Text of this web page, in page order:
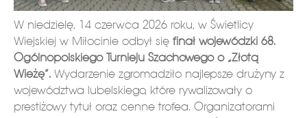
W niedzielę, 14 czerwca 2026 roku, w Świetlicy
Wiejskiej w Miłocinie odbył się finał wojewódzki 68.
Ogólnopolskiego Turnieju Szachowego o „Złotą
Wieżę”. Wydarzenie zgromadziło najlepsze drużyny z
województwa lubelskiego, które rywalizowały o
prestiżowy tytuł oraz cenne trofea. Organizatorami